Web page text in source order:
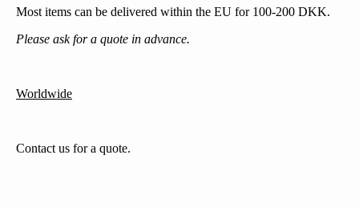
Most items can be delivered within the EU for 100-200 DKK.
Please ask for a quote in advance.
Worldwide
Contact us for a quote.